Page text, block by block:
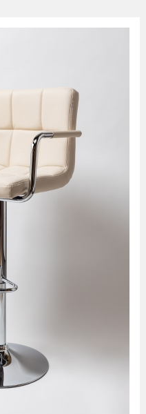
Многоканальный
Написать нам
Заказы принимаются
09.00-18.00